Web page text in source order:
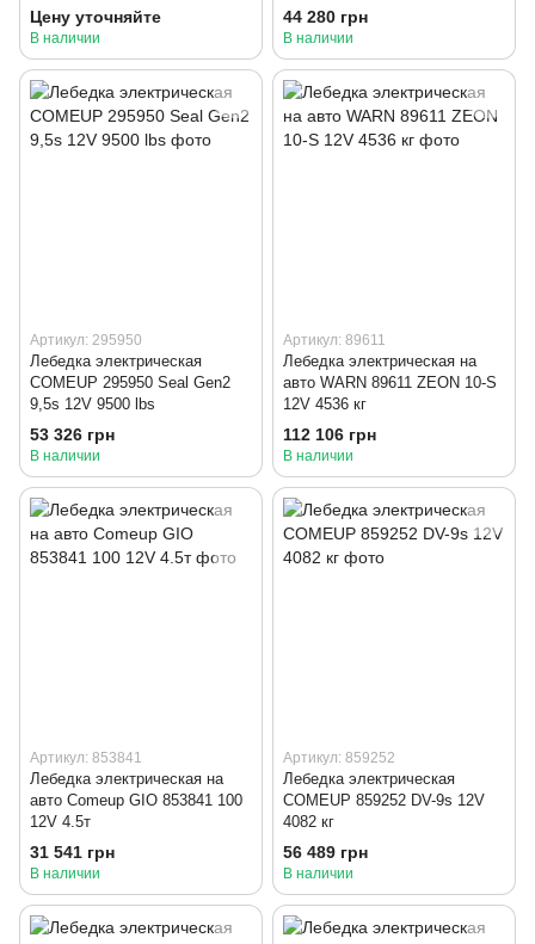
Цену уточняйте
В наличии
44 280 грн
В наличии
Артикул: 295950
Лебедка электрическая
COMEUP 295950 Seal Gen2
9,5s 12V 9500 lbs
53 326 грн
В наличии
Артикул: 89611
Лебедка электрическая на
авто WARN 89611 ZEON 10-S
12V 4536 кг
112 106 грн
В наличии
Артикул: 853841
Лебедка электрическая на
авто Comeup GIO 853841 100
12V 4.5т
31 541 грн
В наличии
Артикул: 859252
Лебедка электрическая
COMEUP 859252 DV-9s 12V
4082 кг
56 489 грн
В наличии